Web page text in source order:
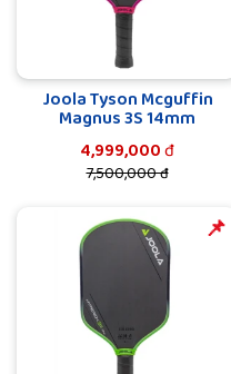
Vợt Joola có gì nổi
Joola là một trong những
vợt Pickleball trên thế giới.
có thiết kế đẹp, chắc
dáng khác nhau để người
Với mục đích mang tới
cách tốt nhất cho mọi
nghiên cứu và tích hợp sử
hoàn hảo cho mỗi cây vợt.
Joola Tyson Mcguffin
Magnus 3S 14mm
4,999,000đ
7,500,000 đ
️️📌